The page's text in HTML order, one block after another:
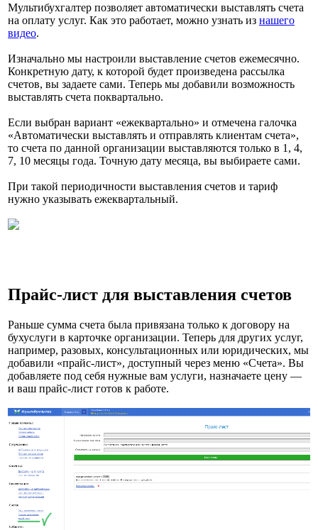
Мультибухгалтер позволяет автоматически выставлять счета
на оплату услуг. Как это работает, можно узнать из нашего
видео.
Изначально мы настроили выставление счетов ежемесячно.
Конкретную дату, к которой будет произведена рассылка
счетов, вы задаете сами. Теперь мы добавили возможность
выставлять счета поквартально.
Если выбран вариант «ежеквартально» и отмечена галочка
«Автоматически выставлять и отправлять клиентам счета»,
то счета по данной организации выставляются только в 1, 4,
7, 10 месяцы года. Точную дату месяца, вы выбираете сами.
При такой периодичности выставления счетов и тариф
нужно указывать ежеквартальный.
Прайс-лист для выставления счетов
Раньше сумма счета была привязана только к договору на
бухуслуги в карточке организации. Теперь для других услуг,
например, разовых, консультационных или юридических, мы
добавили «прайс-лист», доступный через меню «Счета». Вы
добавляете под себя нужные вам услуги, назначаете цену —
и ваш прайс-лист готов к работе.